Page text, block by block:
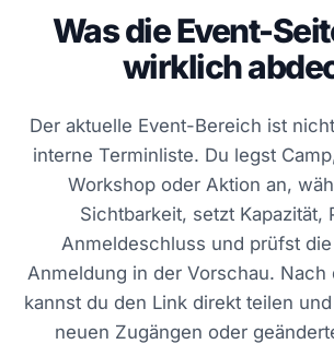
Was die Event-
wirklich
Der aktuelle Event-Bereich ist
interne Terminliste. Du legst
Workshop oder Aktion an,
Sichtbarkeit, setzt Kapazität,
Anmeldeschluss und prüfst
Anmeldung in der Vorschau. Nach
kannst du den Link direkt teilen
neuen Zugängen oder